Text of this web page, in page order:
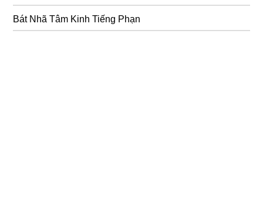
Bát Nhã Tâm Kinh Tiếng Phạn